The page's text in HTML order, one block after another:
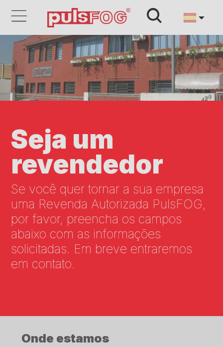
Seja um
revendedor
Se você quer tornar a sua empresa
uma Revenda Autorizada PulsFOG,
por favor, preencha os campos
abaixo com as informações
solicitadas. Em breve entraremos
em contato.
Onde estamos